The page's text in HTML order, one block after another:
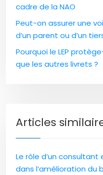
cadre de la NAO
Peut-on assurer une
d’un parent ou d’un
Pourquoi le LEP
que les autres livrets ?
Articles
Le rôle d’un
dans l’amélioration du